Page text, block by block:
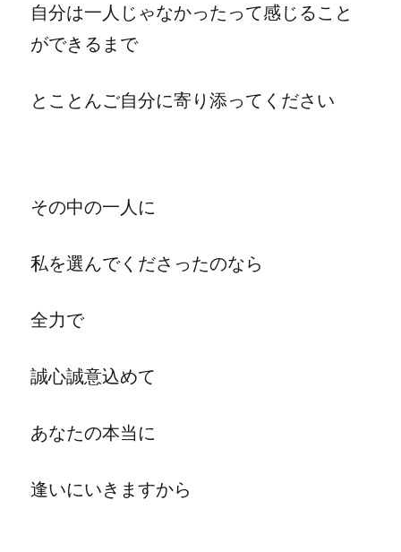
自分は一人じゃなかったって感じること
ができるまで
とことんご自分に寄り添ってください
その中の一人に
私を選んでくださったのなら
全力で
誠心誠意込めて
あなたの本当に
逢いにいきますから